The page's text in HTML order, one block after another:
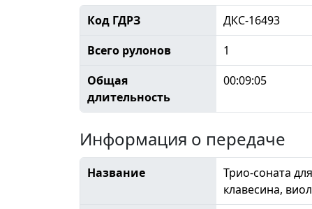
Код ГДРЗ
ДКС-16493
Всего рулонов
1
Общая
длительность
00:09:05
Информация о передаче
Название
Трио-соната
клавесина,